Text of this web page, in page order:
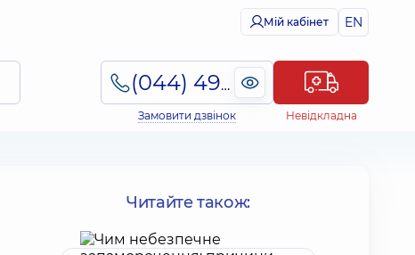
Мій кабінет EN
(044) 495-2-888
Замовити дзвінок Невідкладна
Читайте також: